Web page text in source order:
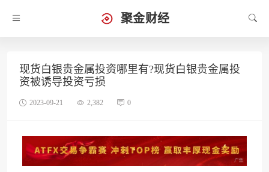
聚金财经
现货白银贵金属投资哪里有?现货白银贵金属投
资被诱导投资亏损
2023-09-21 2,382 0